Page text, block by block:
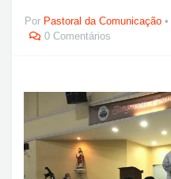
Por Pastoral da Comunicação
0 Comentários